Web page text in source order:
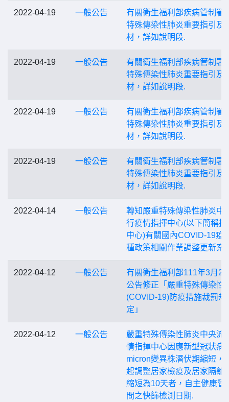
2022-04-19 一般公告
有關衛生福利部疾病管制署
特殊傳染性肺炎重要指引及
材，詳如說明段.
2022-04-19 一般公告
有關衛生福利部疾病管制署
特殊傳染性肺炎重要指引及
材，詳如說明段.
2022-04-19 一般公告
有關衛生福利部疾病管制署
特殊傳染性肺炎重要指引及
材，詳如說明段.
2022-04-19 一般公告
有關衛生福利部疾病管制署
特殊傳染性肺炎重要指引及
材，詳如說明段.
2022-04-14 一般公告
轉知嚴重特殊傳染性肺炎中
行疫情指揮中心(以下簡稱指
中心)有關國內COVID-19疫
種政策相關作業調整更新案.
2022-04-12 一般公告
有關衛生福利部111年3月28
公告修正「嚴重特殊傳染性
(COVID-19)防疫措施裁罰規
定」
2022-04-12 一般公告
嚴重特殊傳染性肺炎中央流
情指揮中心因應新型冠狀病
micron變異株潛伏期縮短，
起調整居家檢疫及居家隔離
縮短為10天者，自主健康管
間之快篩檢測日期.